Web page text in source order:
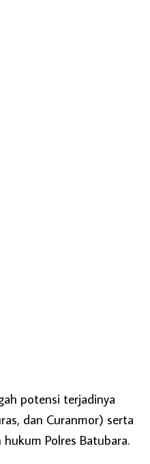
potensi terjadinya
dan Curanmor) serta
Polres Batubara.